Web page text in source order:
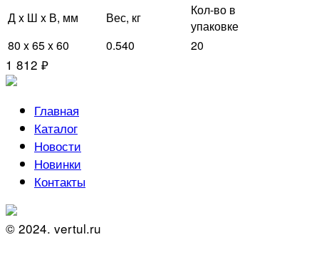
Д x Ш x В, мм Вес, кг
Кол-во в
упаковке
80 x 65 x 60
0.540 20
1 812 ₽
Главная
Каталог
Новости
Новинки
Контакты
© 2024. vertul.ru